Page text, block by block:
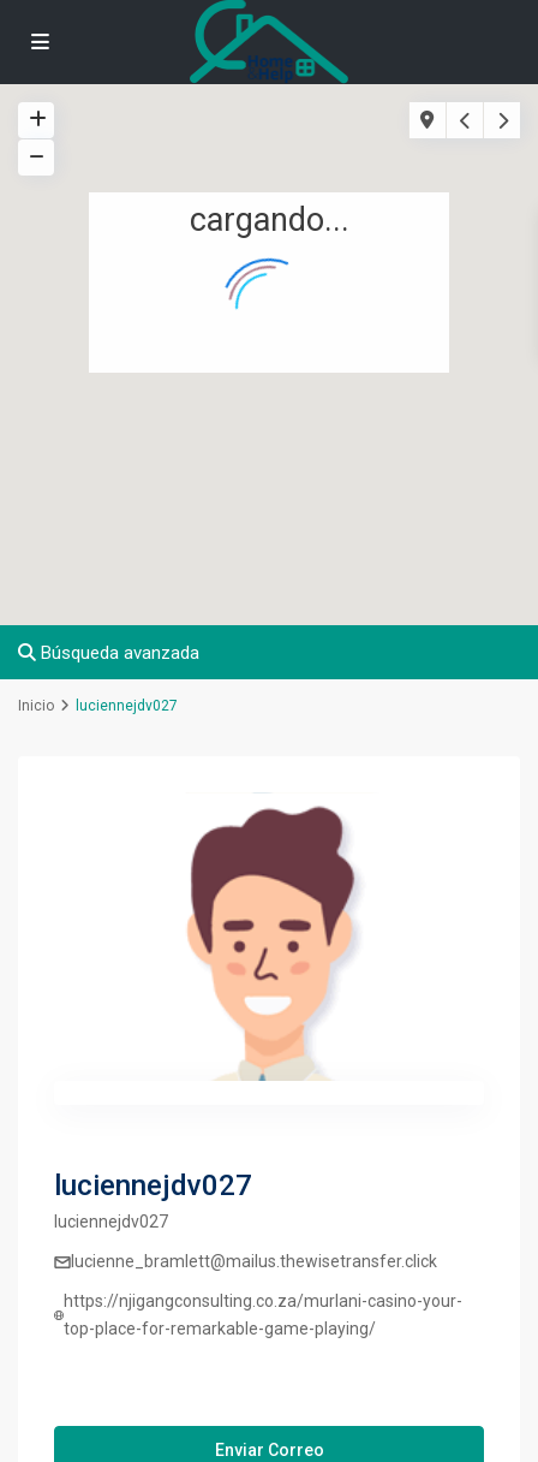
cargando...
Búsqueda avanzada
Inicio luciennejdv027
luciennejdv027
luciennejdv027
lucienne_bramlett@mailus.thewisetransfer.click
https://njigangconsulting.co.za/murlani-casino-your-
top-place-for-remarkable-game-playing/
Enviar Correo